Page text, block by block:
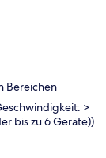
Bereichen
>
bis zu 6 Geräte))